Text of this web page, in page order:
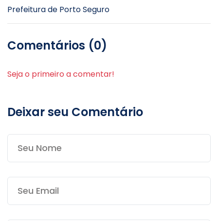
Prefeitura de Porto Seguro
Comentários (0)
Seja o primeiro a comentar!
Deixar seu Comentário